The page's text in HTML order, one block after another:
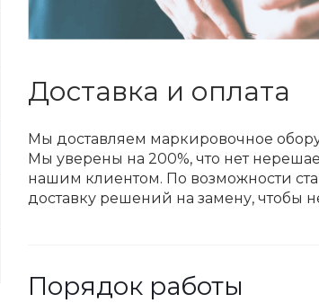
Доставка и оплата
Мы доставляем маркировочное
Мы уверены на 200%, что нет
нашим клиентом. По возможности
доставку решений на замену, чтобы
Порядок работы